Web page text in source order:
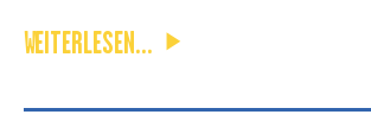
WEITERLESEN...